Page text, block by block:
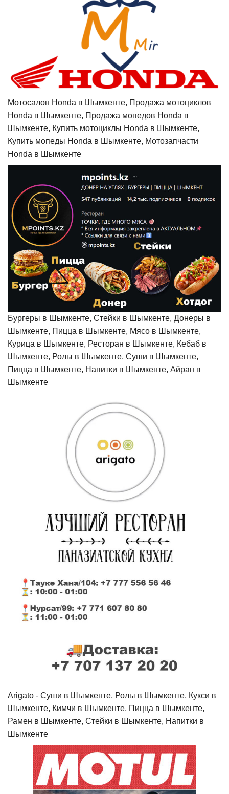
Мотосалон Honda в Шымкенте, Продажа мотоциклов
Honda в Шымкенте, Продажа мопедов Honda в
Шымкенте, Купить мотоциклы Honda в Шымкенте,
Купить мопеды Honda в Шымкенте, Мотозапчасти
Honda в Шымкенте
Бургеры в Шымкенте, Стейки в Шымкенте, Донеры в
Шымкенте, Пицца в Шымкенте, Мясо в Шымкенте,
Курица в Шымкенте, Ресторан в Шымкенте, Кебаб в
Шымкенте, Ролы в Шымкенте, Суши в Шымкенте,
Пицца в Шымкенте, Напитки в Шымкенте, Айран в
Шымкенте
Arigato - Cуши в Шымкенте, Ролы в Шымкенте, Кукси в
Шымкенте, Кимчи в Шымкенте, Пицца в Шымкенте,
Рамен в Шымкенте, Стейки в Шымкенте, Напитки в
Шымкенте